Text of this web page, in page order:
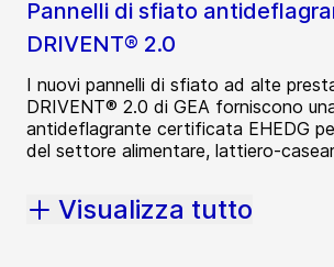
Pannelli di sfiato
DRIVENT® 2.0
I nuovi pannelli di sfiato ad alte
DRIVENT® 2.0 di GEA forniscono
antideflagrante certificata EHEDG
del settore alimentare, lattiero-
Visualizza tutto